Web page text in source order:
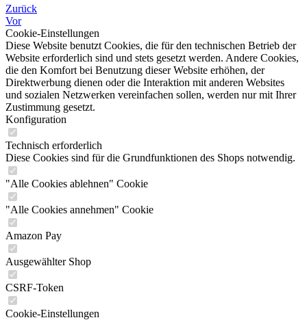
Zurück
Vor
Cookie-Einstellungen
Diese Website benutzt Cookies, die für den technischen Betrieb der
Website erforderlich sind und stets gesetzt werden. Andere Cookies,
die den Komfort bei Benutzung dieser Website erhöhen, der
Direktwerbung dienen oder die Interaktion mit anderen Websites
und sozialen Netzwerken vereinfachen sollen, werden nur mit Ihrer
Zustimmung gesetzt.
Konfiguration
Technisch erforderlich
Diese Cookies sind für die Grundfunktionen des Shops notwendig.
"Alle Cookies ablehnen" Cookie
"Alle Cookies annehmen" Cookie
Amazon Pay
Ausgewählter Shop
CSRF-Token
Cookie-Einstellungen